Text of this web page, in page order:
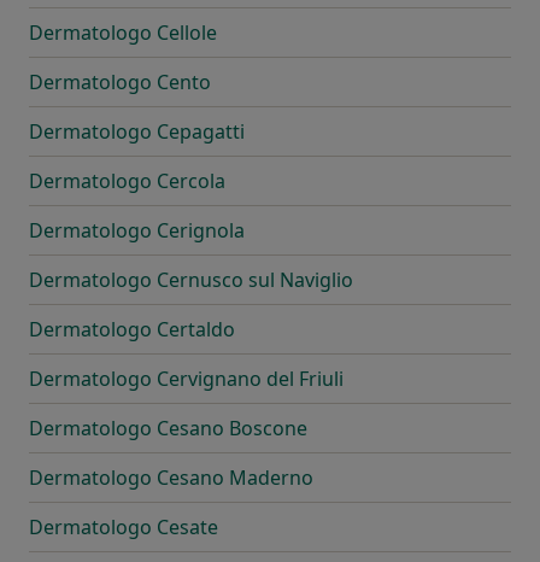
Dermatologo Cellole
Dermatologo Cento
Dermatologo Cepagatti
Dermatologo Cercola
Dermatologo Cerignola
Dermatologo Cernusco sul Naviglio
Dermatologo Certaldo
Dermatologo Cervignano del Friuli
Dermatologo Cesano Boscone
Dermatologo Cesano Maderno
Dermatologo Cesate